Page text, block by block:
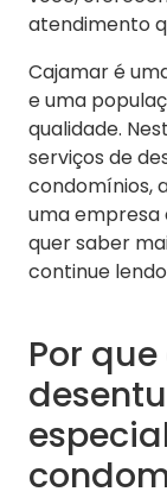
atendimento
Cajamar é
e uma
qualidade.
serviços de
condomínios,
uma empresa
quer saber
continue
Por